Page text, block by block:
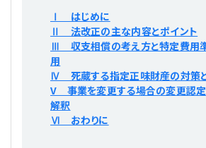
【連載】公益法人運営実務の処方箋
【連載】公益法人会計検定試験一問
【連載】公益法人のための「新公益信
【連載】実務と税務のポイント
【連載】事務局だよりPLUS
【連載】テーマで紐解く逆引きガイド
【連載】悩みと向き合う経営学
プライバシーポリシー
Ⅰ はじめに
Ⅱ 法改正の主な内容とポイント
Ⅲ 収支相償の考え方と特定費用
用
Ⅳ 死蔵する指定正味財産の対策
V 事業を変更する場合の変更認
解釈
Ⅵ おわりに